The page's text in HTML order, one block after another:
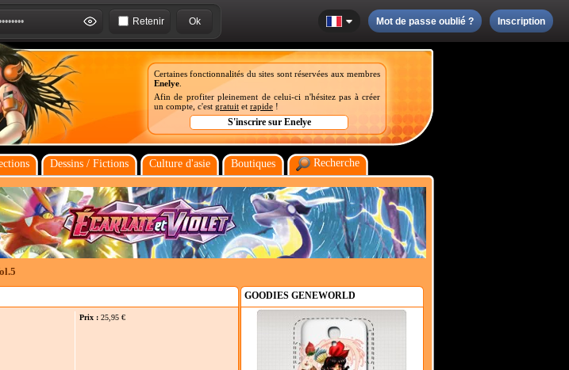
Retenir Mot de passe oublié ? Inscription
Certaines fonctionnalités du sites sont réservées aux membres
Enelye
Afin de profiter pleinement de celui-ci n'hésitez pas à créer
un compte, c'est gratuit et rapide !
Dessins / Fictions Culture d'asie Boutiques Recherche
Prix : 25,95 €
GOODIES GENEWORLD